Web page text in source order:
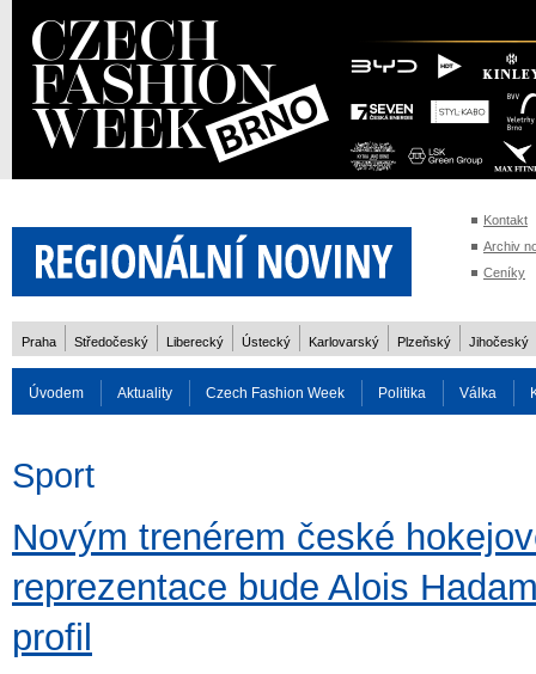
Kontakt
Archiv
Ceníky
Praha Středočeský Liberecký Ústecký Karlovarský Plzeňský Jihočeský
Úvodem Aktuality Czech Fashion Week Politika Válka
Rozhovory
Sport
Novým trenérem české
reprezentace bude Alois
profil